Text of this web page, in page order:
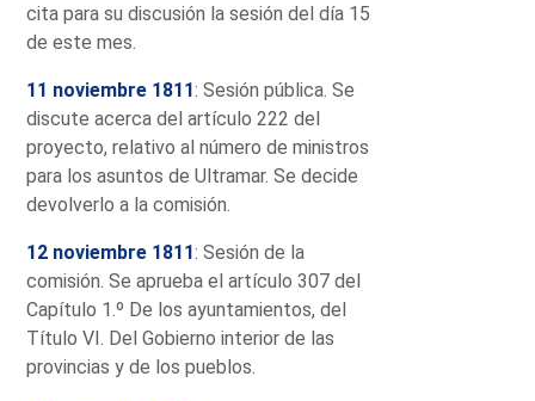
cita para su discusión la sesión del día 15
de este mes.
11 noviembre 1811: Sesión pública. Se
discute acerca del artículo 222 del
proyecto, relativo al número de ministros
para los asuntos de Ultramar. Se decide
devolverlo a la comisión.
12 noviembre 1811: Sesión de la
comisión. Se aprueba el artículo 307 del
Capítulo 1.º De los ayuntamientos, del
Título VI. Del Gobierno interior de las
provincias y de los pueblos.